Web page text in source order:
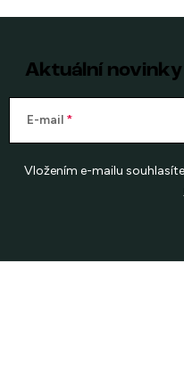
Aktuální novinky
E-mail
Vložením e-mailu